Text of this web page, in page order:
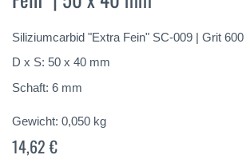
springen
Siliziumcarbid "Extra Fein" SC-009 | Grit 600
D x S: 50 x 40 mm
Schaft: 6 mm
Gewicht: 0,050 kg
14,62 €